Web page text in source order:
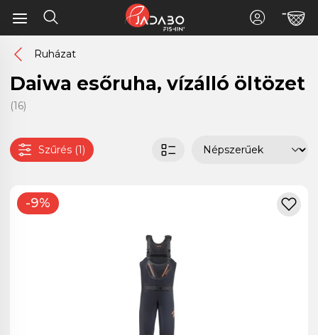
Ruházat
Daiwa esőruha, vízálló öltözet
(16)
Szűrés (1)
-9%